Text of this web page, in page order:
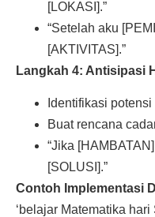
[LOKASI].”
“Setelah aku
[AKTIVITAS].”
Langkah 4: Antisipasi
Identifikasi
Buat rencana
“Jika
[SOLUSI].”
Contoh Implementasi
‘belajar Matematika